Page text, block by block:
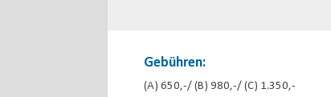
Gebühren:
(A) 650,-/ (B) 980,-/ (C) 1.350,-